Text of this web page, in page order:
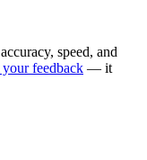
speed, and
your feedback — it